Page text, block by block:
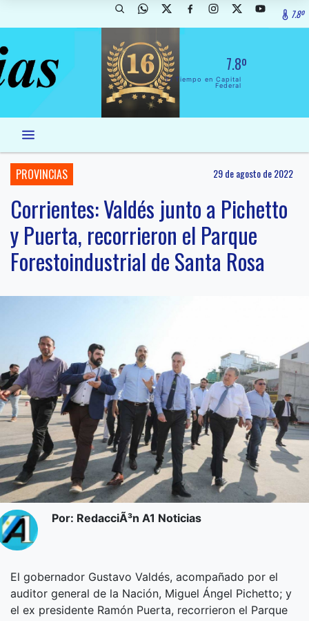
7.8º
7.8º
El Tiempo en Capital
Federal
PROVINCIAS 29 de agosto de 2022
Corrientes: Valdés junto a Pichetto
y Puerta, recorrieron el Parque
Forestoindustrial de Santa Rosa
Por: RedacciÃ³n A1 Noticias
El gobernador Gustavo Valdés, acompañado por el
auditor general de la Nación, Miguel Ángel Pichetto; y
el ex presidente Ramón Puerta, recorrieron el Parque